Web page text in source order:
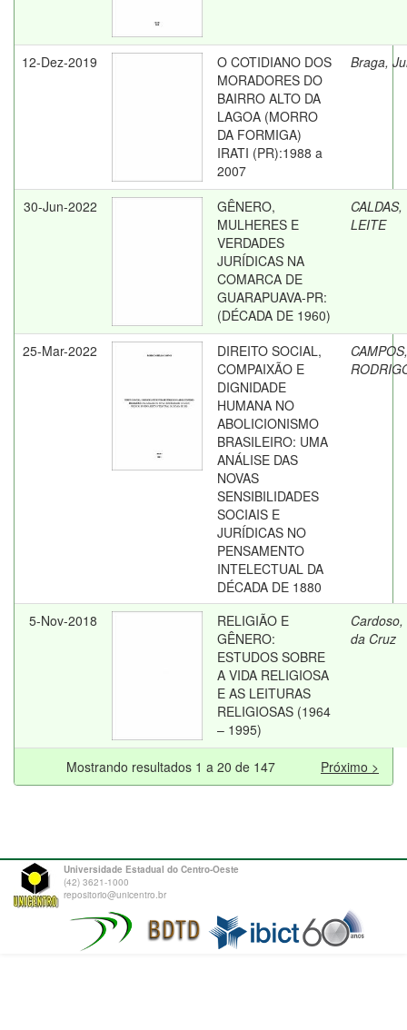
12-Dez-2019
O COTIDIANO DOS
MORADORES DO
BAIRRO ALTO DA
LAGOA (MORRO
DA FORMIGA)
IRATI (PR):1988 a
2007
Braga,
30-Jun-2022
GÊNERO,
MULHERES E
VERDADES
JURÍDICAS NA
COMARCA DE
GUARAPUAVA-PR:
(DÉCADA DE 1960)
LEITE
25-Mar-2022
DIREITO SOCIAL,
COMPAIXÃO E
DIGNIDADE
HUMANA NO
ABOLICIONISMO
BRASILEIRO: UMA
ANÁLISE DAS
NOVAS
SENSIBILIDADES
SOCIAIS E
JURÍDICAS NO
PENSAMENTO
INTELECTUAL DA
DÉCADA DE 1880
CAMPOS,
5-Nov-2018
RELIGIÃO E
GÊNERO:
ESTUDOS SOBRE
A VIDA RELIGIOSA
E AS LEITURAS
RELIGIOSAS (1964
– 1995)
da Cruz
Mostrando resultados 1 a 20 de 147 Próximo >
Universidade Estadual do Centro-Oeste
(42) 3621-1000
repositorio@unicentro.br